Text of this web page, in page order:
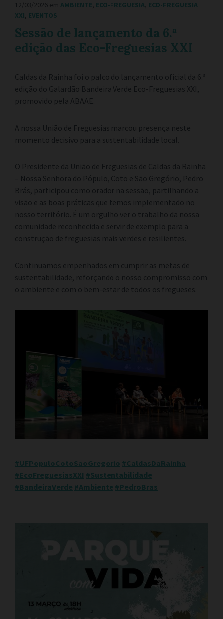
12/03/2026 em AMBIENTE, ECO-FREGUESIA, ECO-FREGUESIA
XXI, EVENTOS
Sessão de lançamento da 6.ª
edição das Eco-Freguesias XXI
Caldas da Rainha foi o palco do lançamento oficial da 6.ª
edição do Galardão Bandeira Verde Eco-Freguesias XXI,
promovido pela ABAAE.
A nossa União de Freguesias marcou presença neste
momento decisivo para a sustentabilidade local.
O Presidente da União de Freguesias de Caldas da Rainha
– Nossa Senhora do Pópulo, Coto e São Gregório, Pedro
Brás, participou como orador na sessão, partilhando a
visão e as boas práticas que temos implementado no
nosso território. É um orgulho ver o trabalho da nossa
comunidade reconhecida e servir de exemplo para a
construção de freguesias mais verdes e resilientes.
Continuamos empenhados em cumprir as metas de
sustentabilidade, reforçando o nosso compromisso com
o ambiente e com o bem-estar de todos os fregueses.
#UFPopuloCotoSaoGregorio #CaldasDaRainha
#EcoFreguesiasXXI #Sustentabilidade
#BandeiraVerde #Ambiente #PedroBras